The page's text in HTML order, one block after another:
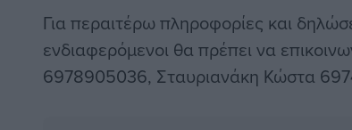
Για περαιτέρω πληροφορίες και
ενδιαφερόμενοι θα πρέπει να
6978905036, Σταυριανάκη Κώστα